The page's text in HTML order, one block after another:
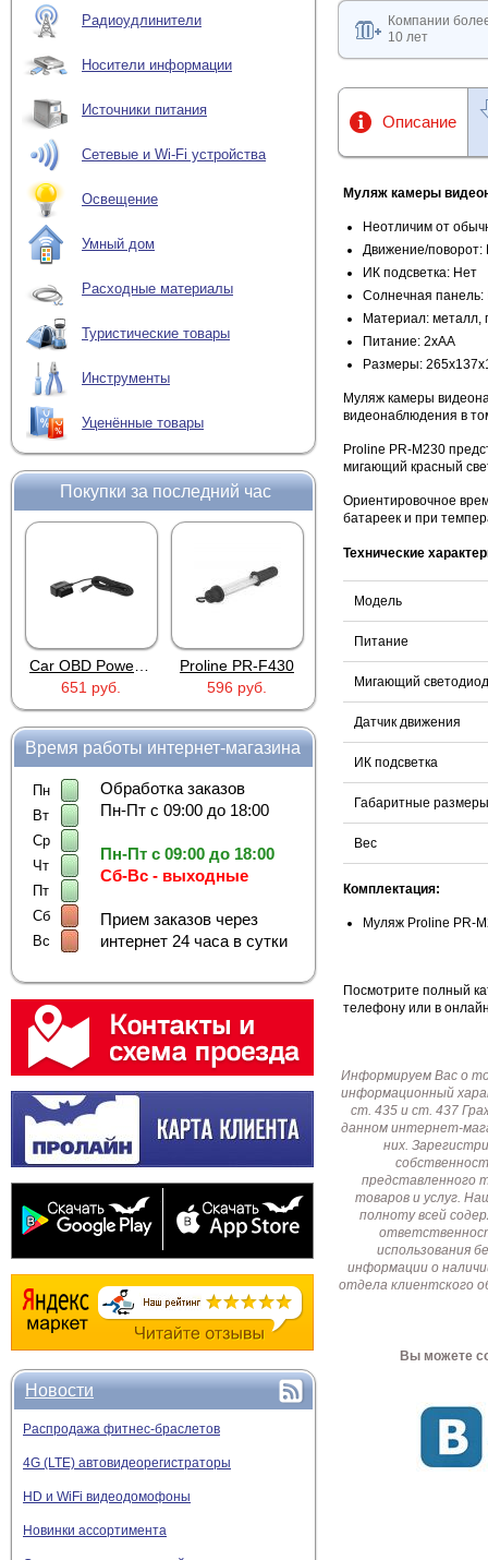
Радиоудлинители
Носители информации
Источники питания
Сетевые и Wi-Fi устройства
Освещение
Умный дом
Расходные материалы
Туристические товары
Инструменты
Уценённые товары
Покупки за последний час
651 руб.
Proline PR-F430
596 руб.
AD XZGM-240500T
756 руб.
Время работы интернет-магазина
Пн
Вт
Ср
Чт
Пт
Сб
Вс
Обработка заказов
Пн-Пт с 09:00 до 18:00
Пн-Пт с 09:00 до 18:00
Сб-Вс - выходные
Прием заказов через
интернет 24 часа в сутки
Новости
Распродажа фитнес-браслетов
4G (LTE) автовидеорегистраторы
HD и WiFi видеодомофоны
Новинки ассортимента
Компании
10 лет
Описание
Муляж камеры
Неотличим от
Движение/поворот:
ИК подсветка: Нет
Солнечная панель:
Материал: металл,
Питание: 2хАА
Размеры:
Муляж камеры
видеонаблюдения в
Proline PR-M230
мигающий красный
Ориентировочное
батареек и при
Технические
Модель
Питание
Мигающий светодиод
Датчик движения
ИК подсветка
Габаритные размеры
Вес
Комплектация:
Муляж Proline PR-
Посмотрите полный
телефону или в
Информируем Вас о
информационный
ст. 435 и ст. 437
данном интернет-
них.
представленного
товаров и услуг.
полноту всей
использования
информации о
отдела клиентского
Вы можете